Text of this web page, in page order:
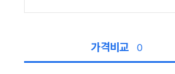
가격비교 0